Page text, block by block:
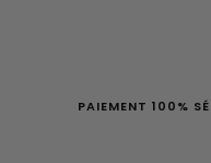
PAIEMENT 100%